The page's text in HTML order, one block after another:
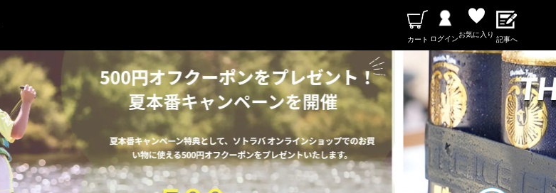
カート ログイン
お気に入り
記事へ